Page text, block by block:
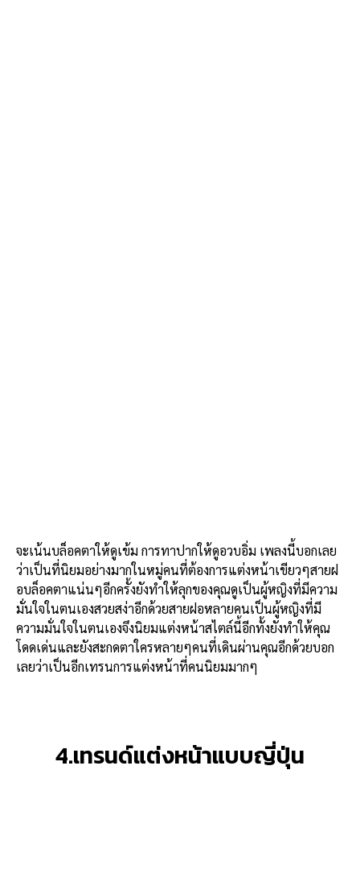
จะเน้นบล็อคตาให้ดูเข้ม การทาปากให้ดูอวบอิ่ม เพลงนี้บอกเลย
ว่าเป็นที่นิยมอย่างมากในหมู่คนที่ต้องการแต่งหน้าเขียวๆสายฝ
อบล็อคตาแน่นๆอีกครั้งยังทำให้ลุกของคุณดูเป็นผู้หญิงที่มีความ
มั่นใจในตนเองสวยสง่าอีกด้วยสายฝอหลายคนเป็นผู้หญิงที่มี
ความมั่นใจในตนเองจึงนิยมแต่งหน้าสไตล์นี้อีกทั้งยังทำให้คุณ
โดดเด่นและยังสะกดตาใครหลายๆคนที่เดินผ่านคุณอีกด้วยบอก
เลยว่าเป็นอีกเทรนการแต่งหน้าที่คนนิยมมากๆ
4.เทรนด์แต่งหน้าแบบญี่ปุ่น